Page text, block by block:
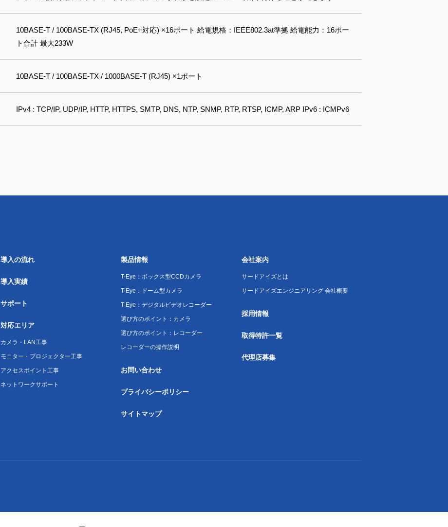
10BASE-T / 100BASE-TX (RJ45, PoE+対応) ×16ポート 給電規格：IEEE802.3at準拠 給電能力：16ポー
ト合計 最大233W
10BASE-T / 100BASE-TX / 1000BASE-T (RJ45) ×1ポート
IPv4 : TCP/IP, UDP/IP, HTTP, HTTPS, SMTP, DNS, NTP, SNMP, RTP, RTSP, ICMP, ARP IPv6 : ICMPv6
導入の流れ
導入実績
サポート
対応エリア
カメラ・LAN工事
モニター・プロジェクター工事
アクセスポイント工事
ネットワークサポート
製品情報
T-Eye：ボックス型CCDカメラ
T-Eye：ドーム型カメラ
T-Eye：デジタルビデオレコーダー
選び方のポイント：カメラ
選び方のポイント：レコーダー
レコーダーの操作説明
お問い合わせ
プライバシーポリシー
サイトマップ
会社案内
サードアイズとは
サードアイズエンジニアリング 会社概要
採用情報
取得特許一覧
代理店募集